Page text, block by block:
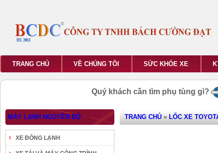
TRANG CHỦ VỀ CHÚNG TÔI SỨC KHỎE XE
Quý khách cần tìm phụ tùng gì?
MÁY LẠNH NGUYÊN BỘ
XE ĐÔNG LẠNH
TRANG CHỦ » LỐC XE